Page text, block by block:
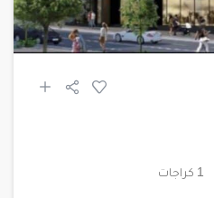
1 كراجات